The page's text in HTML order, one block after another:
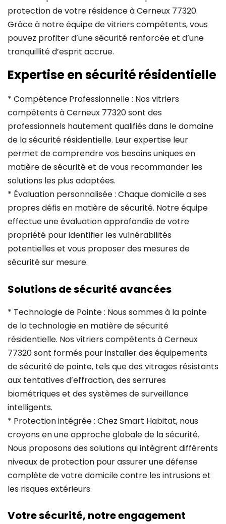
protection de votre résidence à Cerneux 77320.
Grâce à notre équipe de vitriers compétents, vous
pouvez profiter d’une sécurité renforcée et d’une
tranquillité d’esprit accrue.
Expertise en sécurité résidentielle
* Compétence Professionnelle : Nos vitriers
compétents à Cerneux 77320 sont des
professionnels hautement qualifiés dans le domaine
de la sécurité résidentielle. Leur expertise leur
permet de comprendre vos besoins uniques en
matière de sécurité et de vous recommander les
solutions les plus adaptées.
* Évaluation personnalisée : Chaque domicile a ses
propres défis en matière de sécurité. Notre équipe
effectue une évaluation approfondie de votre
propriété pour identifier les vulnérabilités
potentielles et vous proposer des mesures de
sécurité sur mesure.
Solutions de sécurité avancées
* Technologie de Pointe : Nous sommes à la pointe
de la technologie en matière de sécurité
résidentielle. Nos vitriers compétents à Cerneux
77320 sont formés pour installer des équipements
de sécurité de pointe, tels que des vitrages résistants
aux tentatives d’effraction, des serrures
biométriques et des systèmes de surveillance
intelligents.
* Protection intégrée : Chez Smart Habitat, nous
croyons en une approche globale de la sécurité.
Nous proposons des solutions qui intègrent différents
niveaux de protection pour assurer une défense
complète de votre domicile contre les intrusions et
les risques extérieurs.
Votre sécurité, notre engagement